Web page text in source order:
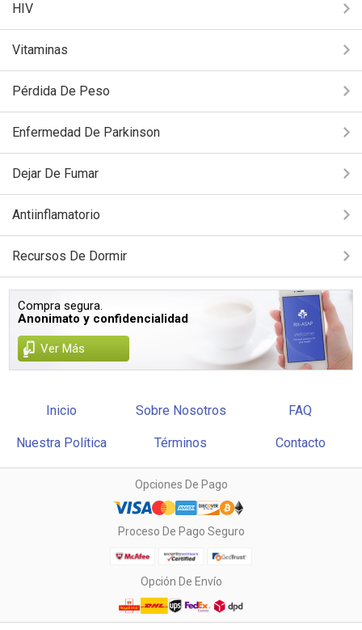
HIV
Vitaminas
Pérdida De Peso
Enfermedad De Parkinson
Dejar De Fumar
Antiinflamatorio
Recursos De Dormir
Compra segura.
Anonimato y confidencialidad
Ver Más
Inicio Sobre Nosotros FAQ
Nuestra Política Términos Contacto
Opciones De Pago
Proceso De Pago Seguro
Opción De Envío